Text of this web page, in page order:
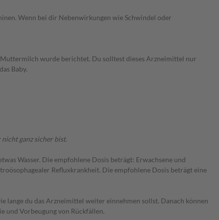
Wenn bei dir Nebenwirkungen wie Schwindel oder
Muttermilch wurde berichtet. Du solltest dieses Arzneimittel nur
Baby.
ganz sicher bist.
Wasser. Die empfohlene Dosis beträgt: Erwachsene und
Refluxkrankheit. Die empfohlene Dosis beträgt eine
lange du das Arzneimittel weiter einnehmen sollst. Danach können
und Vorbeugung von Rückfällen.